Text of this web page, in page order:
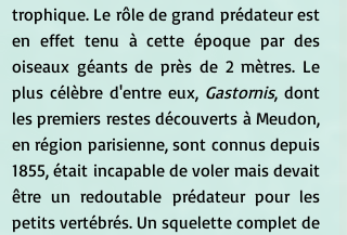
trophique. Le rôle de grand prédateur est
en effet tenu à cette époque par des
oiseaux géants de près de 2 mètres. Le
plus célèbre d'entre eux, Gastornis, dont
les premiers restes découverts à Meudon,
en région parisienne, sont connus depuis
1855, était incapable de voler mais devait
être un redoutable prédateur pour les